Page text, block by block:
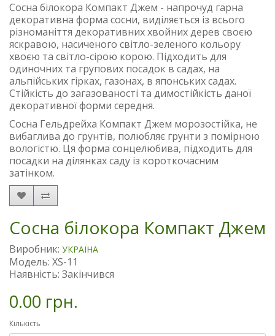
Сосна білокора Компакт Джем - напрочуд гарна
декоративна форма сосни, виділяється із всього
різноманіття декоративних хвойних дерев своєю
яскравою, насиченого світло-зеленого кольору
хвоєю та світло-сірою корою. Підходить для
одиночних та групових посадок в садах, на
альпійських гірках, газонах, в японських садах.
Стійкість до загазованості та димостійкість даної
декоративної форми середня.
Сосна Гельдрейха Компакт Джем морозостійка, не
вибаглива до грунтів, полюбляє грунти з помірною
вологістю. Ця форма сонцелюбива, підходить для
посадки на ділянках саду із короткочасним
затінком.
Сосна білокора Компакт Джем
Виробник: УКРАЇНА
Модель: XS-11
Наявність: Закінчився
0.00 грн.
Кількість